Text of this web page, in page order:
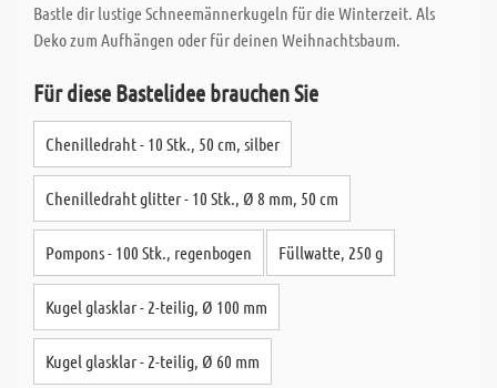
Bastle dir lustige Schneemännerkugeln für die Winterzeit. Als
Deko zum Aufhängen oder für deinen Weihnachtsbaum.
Für diese Bastelidee brauchen Sie
Chenilledraht - 10 Stk., 50 cm, silber
Chenilledraht glitter - 10 Stk., Ø 8 mm, 50 cm
Pompons - 100 Stk., regenbogen Füllwatte, 250 g
Kugel glasklar - 2-teilig, Ø 100 mm
Kugel glasklar - 2-teilig, Ø 60 mm